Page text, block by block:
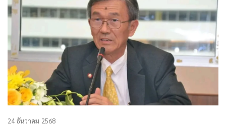
24 ธันวาคม 2568